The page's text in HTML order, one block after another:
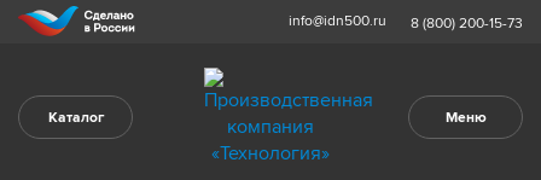
info@idn500.ru 8 (800) 200-15-73
Каталог Меню